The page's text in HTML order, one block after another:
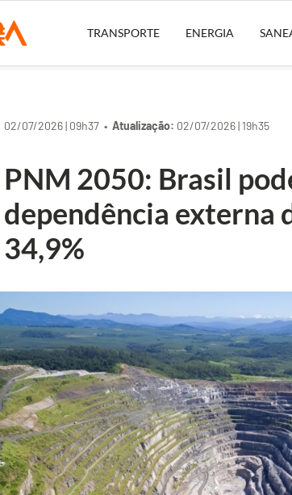
TRANSPORTE ENERGIA
02/07/2026 | 09h37 •Atualização: 02/07/2026 | 19h35
PNM 2050: Brasil
dependência externa
34,9%